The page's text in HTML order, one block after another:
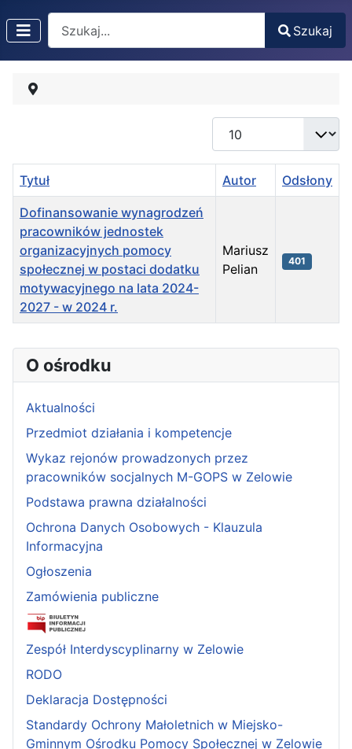
Szukaj
Pokaż #
Tytuł Autor Odsłony
Dofinansowanie wynagrodzeń
pracowników jednostek
organizacyjnych pomocy
społecznej w postaci dodatku
motywacyjnego na lata 2024-
2027 - w 2024 r.
Mariusz
Pelian
401
O ośrodku
Aktualności
Przedmiot działania i kompetencje
Wykaz rejonów prowadzonych przez
pracowników socjalnych M-GOPS w Zelowie
Podstawa prawna działalności
Ochrona Danych Osobowych - Klauzula
Informacyjna
Ogłoszenia
Zamówienia publiczne
Zespół Interdyscyplinarny w Zelowie
RODO
Deklaracja Dostępności
Standardy Ochrony Małoletnich w Miejsko-
Gminnym Ośrodku Pomocy Społecznej w Zelowie